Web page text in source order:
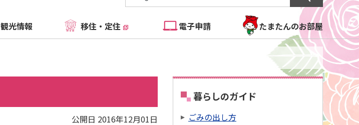
観光情報 移住・定住 電子申請 たまたんのお部屋
公開日 2016年12月01日
暮らしのガイド
ごみの出し方